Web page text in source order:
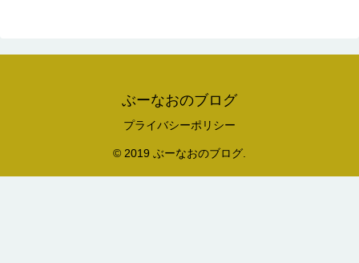
ぶーなおのブログ
プライバシーポリシー
© 2019 ぶーなおのブログ.